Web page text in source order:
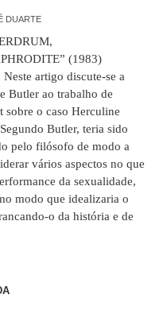
DUARTE
(1983)
Neste artigo discute-se a
Butler ao trabalho de
sobre o caso Herculine
Butler, teria sido
pelo filósofo de modo a
vários aspectos no que
da sexualidade,
modo que idealizaria o
o da história e de